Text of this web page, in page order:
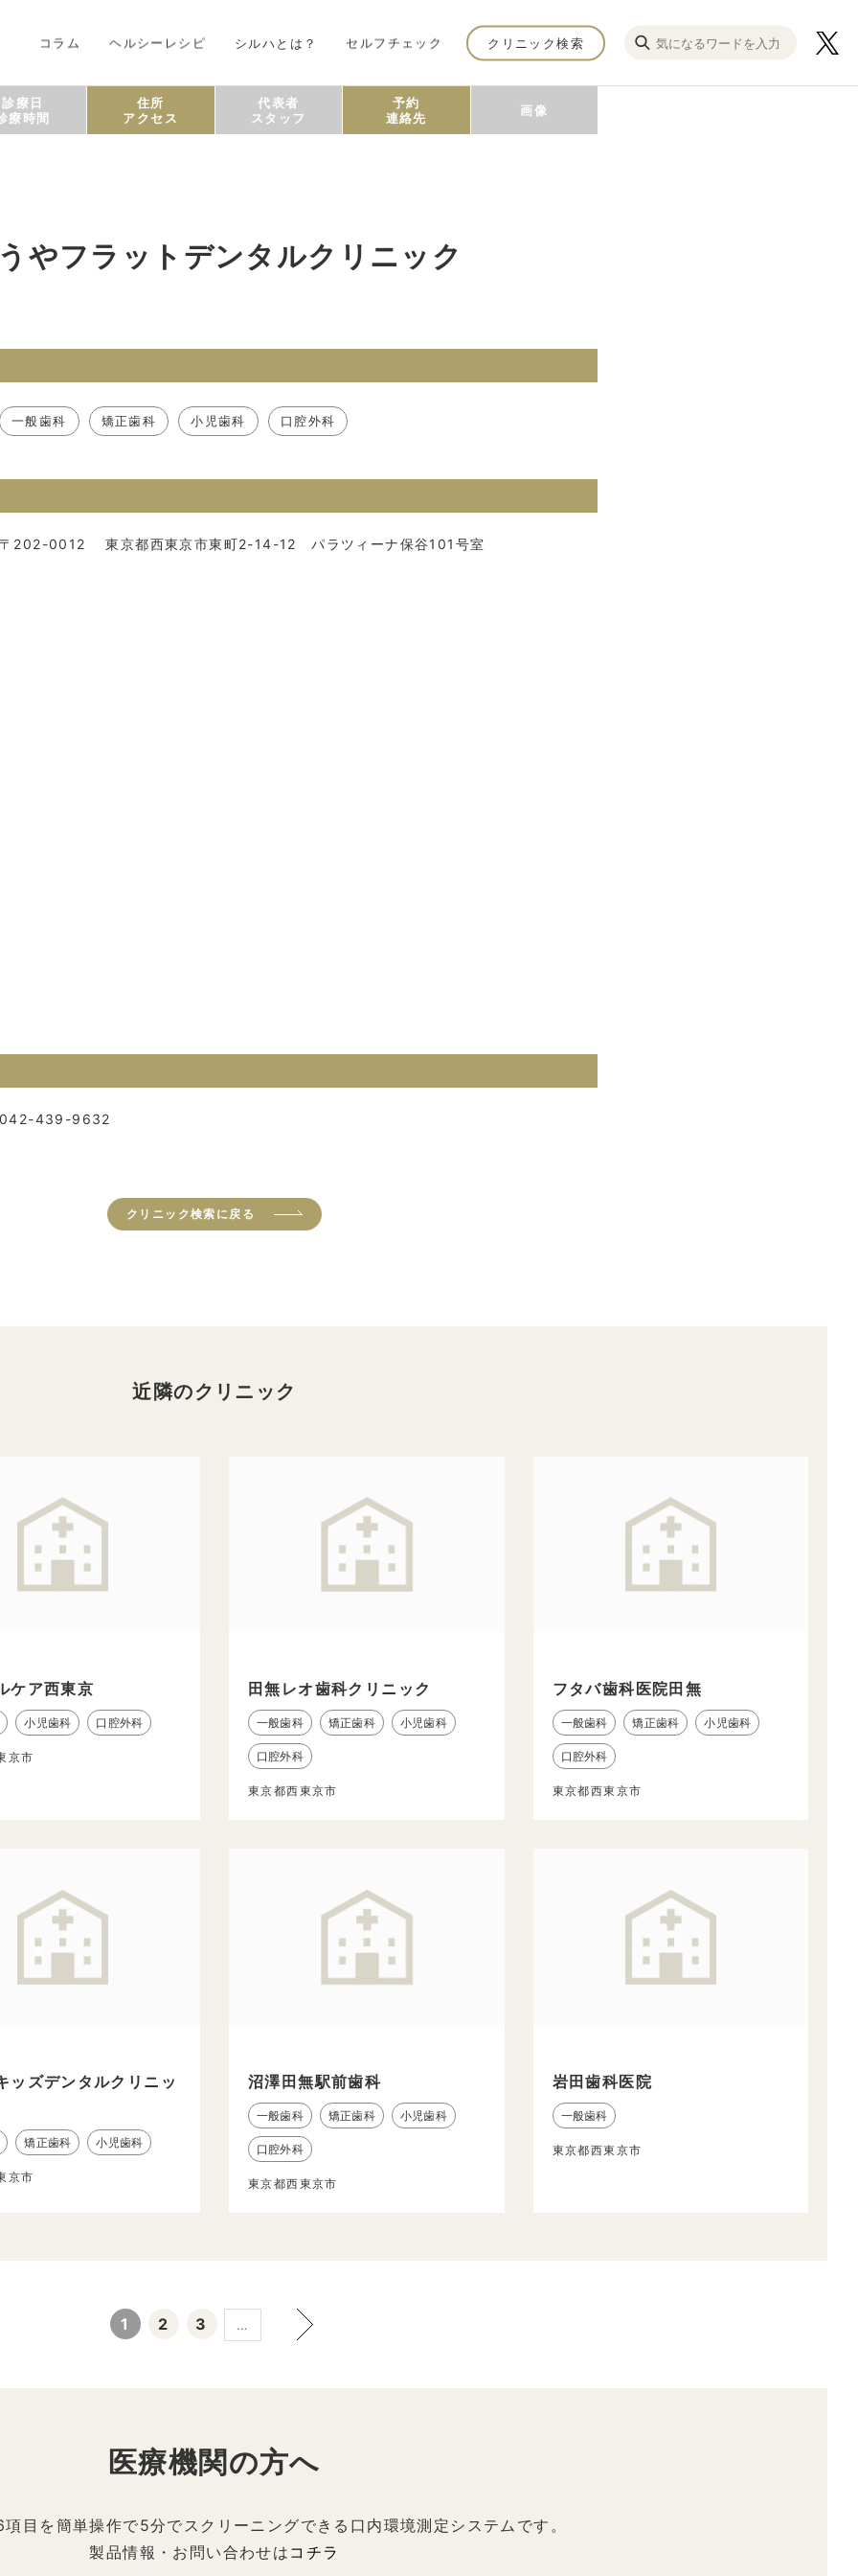
コラム ヘルシーレシピ シルハとは？ セルフチェック クリニック検索
診療日
療時間
住所
アクセス
代表者
スタッフ
予約
連絡先
画像
やフラットデンタルクリニック
一般歯科 矯正歯科 小児歯科 口腔外科
〒202-0012 東京都西東京市東町2-14-12 パラツィーナ保谷101号室
042-439-9632
クリニック検索に戻る
近隣のクリニック
ケア西東京
小児歯科 口腔外科
京市
田無レオ歯科クリニック
一般歯科 矯正歯科 小児歯科
口腔外科
東京都西東京市
フタバ歯科医院田無
一般歯科 矯正歯科 小児歯科
口腔外科
東京都西東京市
ッズデンタルクリニッ
矯正歯科 小児歯科
京市
沼澤田無駅前歯科
一般歯科 矯正歯科 小児歯科
口腔外科
東京都西東京市
岩田歯科医院
一般歯科
東京都西東京市
1 2 3 …
医療機関の方へ
目を簡単操作で5分でスクリーニングできる口内環境測定システムです。
製品情報・お問い合わせは コチラ